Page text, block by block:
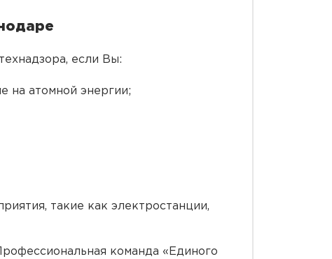
если Вы:
на атомной энергии;
такие как электростанции,
команда «Единого